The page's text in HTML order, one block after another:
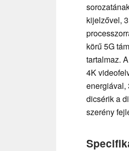
kijelzővel,
körű 5G
tartalmaz.
4K
energiával,
dicsérik a
szerény